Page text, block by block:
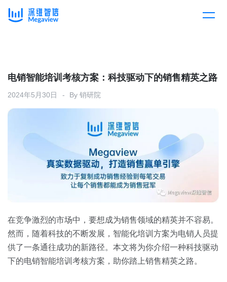
产品总览
产品集成
解决方案
按行业
消费医疗
房地产
金融
客户案例
资源中心
全部
关于我们
电销智能培训考核方案：科技驱动下的销售精英之路
2024年5月30日 By 销研院
在竞争激烈的市场中，要想成为销售领域的精英并不容易。
然而，随着科技的不断发展，智能化培训方案为电销人员提
供了一条通往成功的新路径。本文将为你介绍一种科技驱动
下的电销智能培训考核方案，助你踏上销售精英之路。